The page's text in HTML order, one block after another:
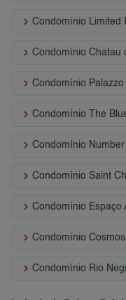
keyboard_arrow_right Condomínio Limited
keyboard_arrow_right
keyboard_arrow_right Condomínio
keyboard_arrow_right Condomínio The
keyboard_arrow_right Condomínio
keyboard_arrow_right
keyboard_arrow_right Condomínio Espaço
keyboard_arrow_right Condomínio
keyboard_arrow_right Condomínio Rio